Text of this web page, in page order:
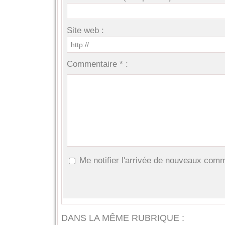
Site web :
Commentaire * :
Me notifier l'arrivée de nouveaux
DANS LA MÊME RUBRIQUE :